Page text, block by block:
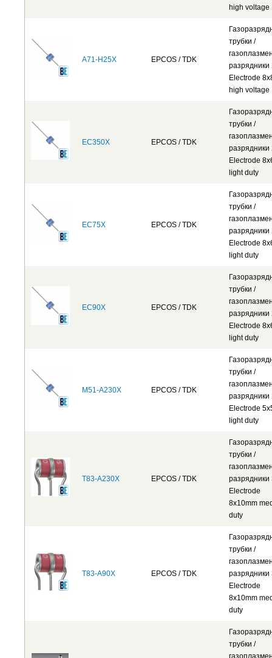
high voltage
A71-H25X EPCOS / TDK
трубки /
разрядники
Electrode
high voltage
EC350X EPCOS / TDK
трубки /
разрядники
Electrode
light duty
EC75X EPCOS / TDK
трубки /
разрядники
Electrode
light duty
EC90X EPCOS / TDK
трубки /
разрядники
Electrode
light duty
M51-A230X EPCOS / TDK
трубки /
разрядники
Electrode
light duty
T83-A230X EPCOS / TDK
трубки /
разрядники
Electrode
8x10mm
duty
T83-A90X EPCOS / TDK
трубки /
разрядники
Electrode
8x10mm
duty
трубки /